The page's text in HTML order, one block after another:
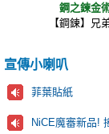
鋼之鍊金
【鋼鍊】兄
宣傳小喇叭
菲葉貼紙
NiCE魔審新品!